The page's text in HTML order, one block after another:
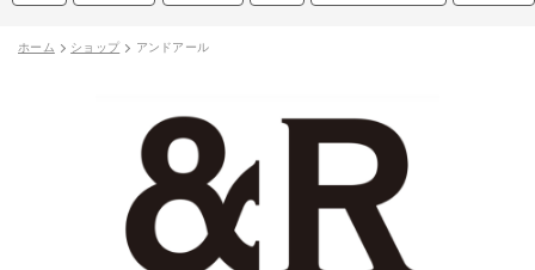
ホーム ショップ アンドアール